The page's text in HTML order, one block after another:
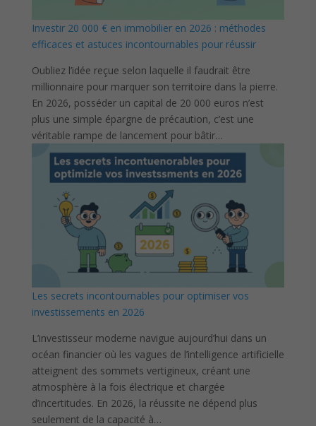
Investir 20 000 € en immobilier en 2026 : méthodes
efficaces et astuces incontournables pour réussir
Oubliez l’idée reçue selon laquelle il faudrait être
millionnaire pour marquer son territoire dans la pierre.
En 2026, posséder un capital de 20 000 euros n’est
plus une simple épargne de précaution, c’est une
véritable rampe de lancement pour bâtir…
Les secrets incontournables pour optimiser vos
investissements en 2026
L’investisseur moderne navigue aujourd’hui dans un
océan financier où les vagues de l’intelligence artificielle
atteignent des sommets vertigineux, créant une
atmosphère à la fois électrique et chargée
d’incertitudes. En 2026, la réussite ne dépend plus
seulement de la capacité à…